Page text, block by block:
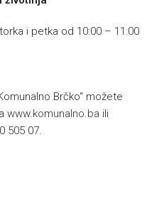
i petka od 10:00 – 11:00
Brčko“ možete
www.komunalno.ba ili
505 07.